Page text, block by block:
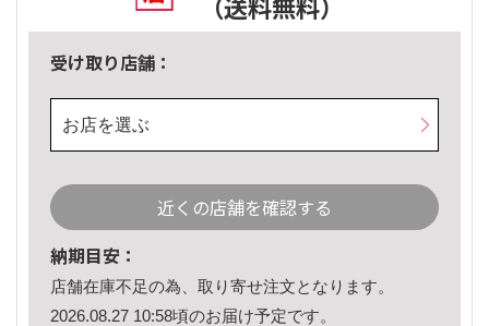
受け取り店舗：
お店を選ぶ
近くの店舗を確認する
納期目安：
店舗在庫不足の為、取り寄せ注文となります。
2026.08.27 10:58頃のお届け予定です。